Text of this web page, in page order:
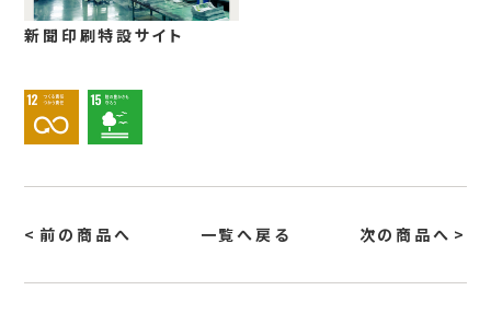
新聞印刷特設サイト
前の商品へ 一覧へ戻る 次の商品へ